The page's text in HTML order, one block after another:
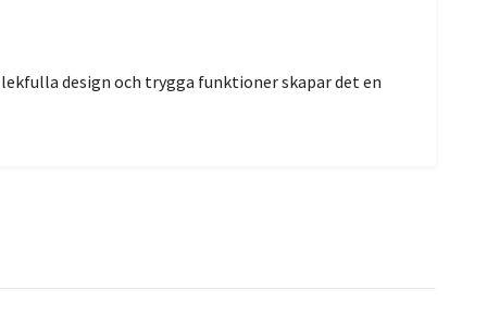
design och trygga funktioner skapar det en